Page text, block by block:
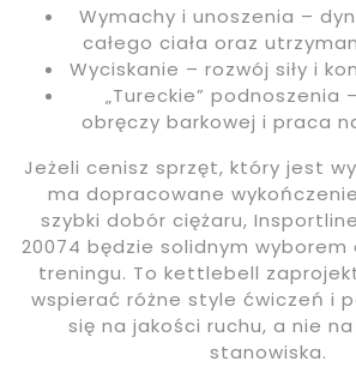
Wymachy i unoszenia –
całego ciała oraz
Wyciskanie – rozwój siły i
„Tureckie” podnoszenia
obręczy barkowej i praca
Jeżeli cenisz sprzęt, który jest
ma dopracowane
szybki dobór ciężaru,
20074 będzie solidnym
treningu. To kettlebell
wspierać różne style ćwiczeń i
się na jakości ruchu, a nie
stanowiska.